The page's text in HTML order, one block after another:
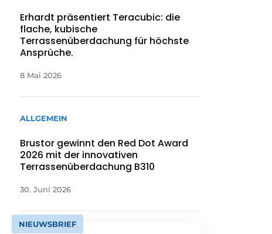
Erhardt präsentiert Teracubic: die
flache, kubische
Terrassenüberdachung für höchste
Ansprüche.
8 Mai 2026
ALLGEMEIN
Brustor gewinnt den Red Dot Award
2026 mit der innovativen
Terrassenüberdachung B310
30. Juni 2026
NIEUWSBRIEF